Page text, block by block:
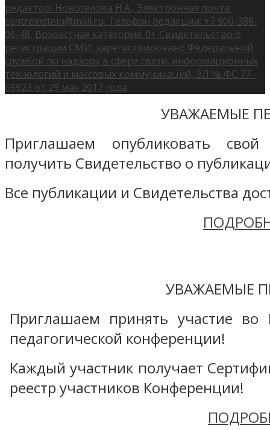
редактор: Новоселова Н.А., Электронная почта:
centreinstein@mail.ru, Телефон редакции: +7 900-388-
06-48, Возрастная категория: 0+ Свидетельство о
регистрации СМИ: зарегистрировано Федеральной
службой по надзору в сфере связи, информационных
технологий и массовых коммуникаций, ЭЛ № ФС 77 -
69923 от 29 мая 2017 года
УВАЖАЕМЫЕ
Приглашаем опубликовать
получить Свидетельство о
Все публикации и Свидетельства
УВАЖАЕМЫЕ
Приглашаем принять участие во
педагогической конференции!
Каждый участник получает
реестр участников Конференции!